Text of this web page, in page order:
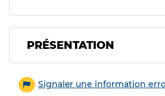
PRÉSENTATION
Signaler une information